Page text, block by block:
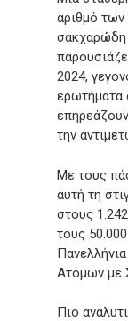
αριθμό
σακχαρώδη
2024,
ερωτήματα
την
Με τους
αυτή τη
στους
τους
Ατόμων με
Πιο